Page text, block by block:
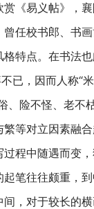
赏《易义帖》，
曾任校书郎、书
格特点。在书法
不已，因而人称“
、险不怪、老不
繁等对立因素融
过程中随遇而变
起笔往往颇重，
间，对于较长的